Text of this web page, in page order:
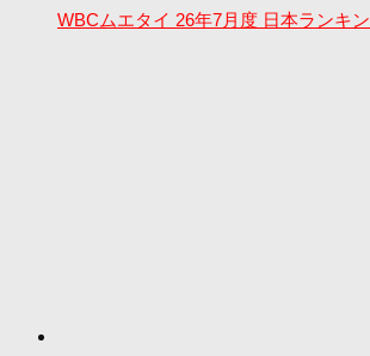
WBCムエタイ 26年7月度 日本ランキ